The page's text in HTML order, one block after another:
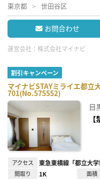
東京都 世田谷区
お問合わせ
運営会社： 株式会社マイナビ
割引キャンペーン
マイナビSTAYミライエ都立
701(No.575552)
目
アクセス 東急東横線「都立大
間取り 1K 面積